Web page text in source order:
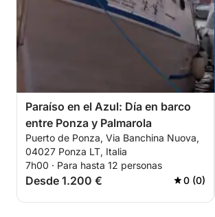
Paraíso en el Azul: Día en barco
entre Ponza y Palmarola
Puerto de Ponza, Via Banchina Nuova,
04027 Ponza LT, Italia
7h00 · Para hasta 12 personas
Desde 1.200 € 0 (0)